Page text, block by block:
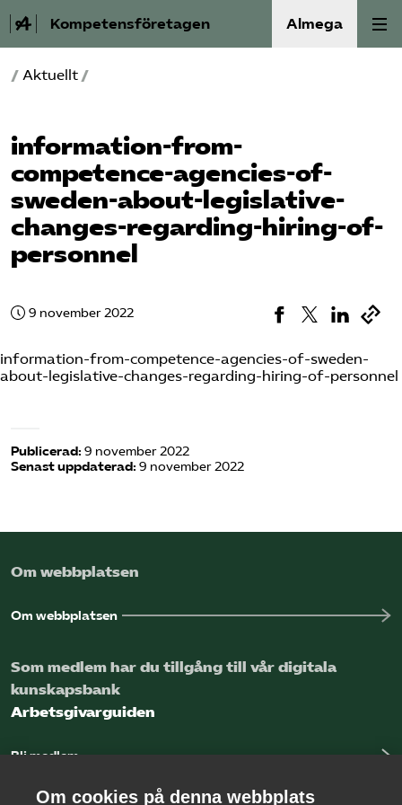
Kompetensföretagen Almega
Aktuellt
A-Ö
Auktorisation
Medlemskap
Om oss
Webbutik
Bli medlem
Sök på kompetensforetagen.se
In english
/ Aktuellt /
information-from-
competence-agencies-of-
sweden-about-legislative-
changes-regarding-hiring-of-
personnel
9 november 2022
information-from-competence-agencies-of-sweden-
about-legislative-changes-regarding-hiring-of-personnel
Publicerad: 9 november 2022
Senast uppdaterad: 9 november 2022
Om webbplatsen
Om webbplatsen
Som medlem har du tillgång till vår digitala
kunskapsbank
Arbetsgivarguiden
Bli medlem
Om cookies på denna webbplats